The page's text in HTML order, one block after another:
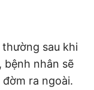
sau khi
bệnh nhân sẽ
ra ngoài.